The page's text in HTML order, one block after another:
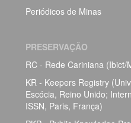
Periódicos de Minas
PRESERVAÇÃO
RC - Rede Cariniana (Ibict/
KR - Keepers Registry
Escócia, Reino Unido;
ISSN, Paris, França)